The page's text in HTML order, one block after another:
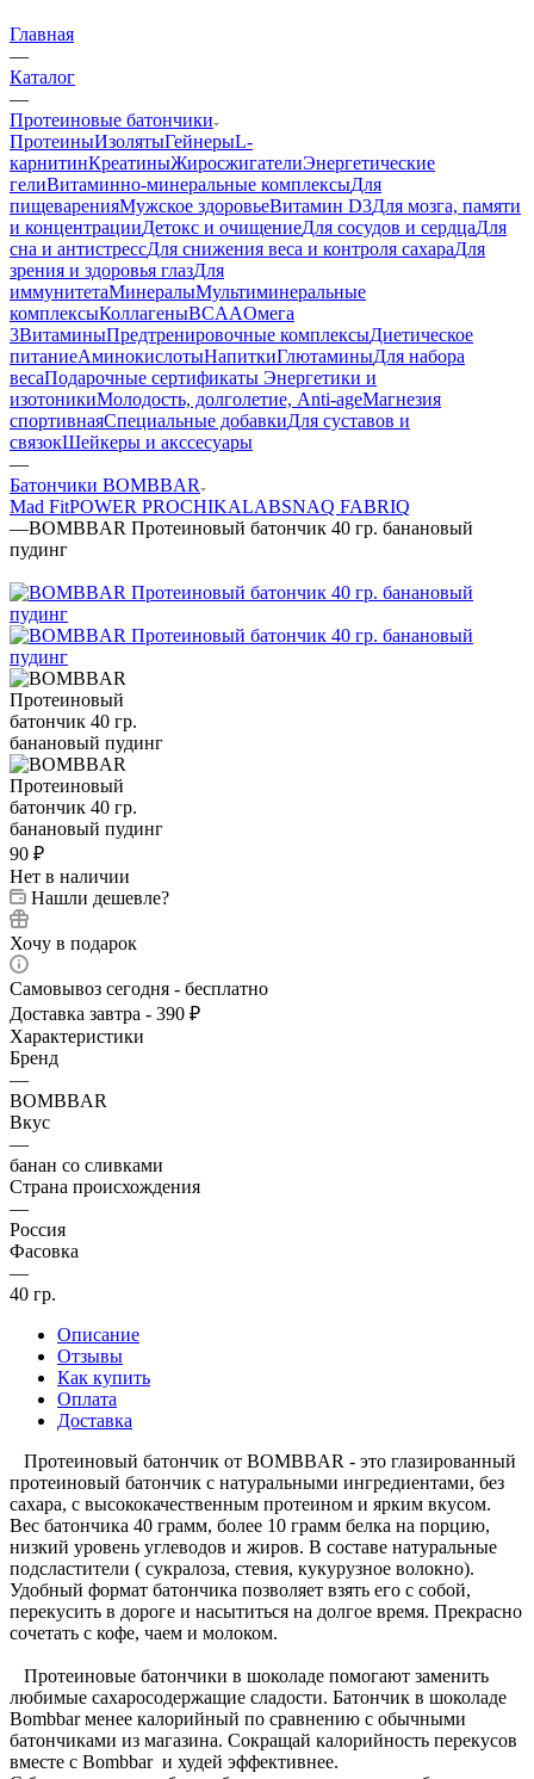
Главная
—
Каталог
—
Протеиновые батончики
ПротеиныИзолятыГейнерыL-
карнитинКреатиныЖиросжигателиЭнергетические
гелиВитаминно-минеральные комплексыДля
пищеваренияМужское здоровьеВитамин D3Для мозга, памяти
и концентрацииДетокс и очищениеДля сосудов и сердцаДля
сна и антистрессДля снижения веса и контроля сахараДля
зрения и здоровья глазДля
иммунитетаМинералыМультиминеральные
комплексыКоллагеныBCAAОмега
3ВитаминыПредтренировочные комплексыДиетическое
питаниеАминокислотыНапиткиГлютаминыДля набора
весаПодарочные сертификаты Энергетики и
изотоникиМолодость, долголетие, Anti-ageМагнезия
спортивнаяСпециальные добавкиДля суставов и
связокШейкеры и акссесуары
—
Батончики BOMBBAR
Mad FitPOWER PROCHIKALABSNAQ FABRIQ
—BOMBBAR Протеиновый батончик 40 гр. банановый
пудинг
90 ₽
Нет в наличии
Нашли дешевле?
Хочу в подарок
Самовывоз сегодня - бесплатно
Доставка завтра - 390 ₽
Характеристики
Бренд
—
BOMBBAR
Вкус
—
банан со сливками
Страна происхождения
—
Россия
Фасовка
—
40 гр.
Описание
Отзывы
Как купить
Оплата
Доставка
Протеиновый батончик от BOMBBAR - это глазированный
протеиновый батончик с натуральными ингредиентами, без
сахара, с высококачественным протеином и ярким вкусом.
Вес батончика 40 грамм, более 10 грамм белка на порцию,
низкий уровень углеводов и жиров. В составе натуральные
подсластители ( сукралоза, стевия, кукурузное волокно).
Удобный формат батончика позволяет взять его с собой,
перекусить в дороге и насытиться на долгое время. Прекрасно
сочетать с кофе, чаем и молоком.
Протеиновые батончики в шоколаде помогают заменить
любимые сахаросодержащие сладости. Батончик в шоколаде
Bombbar менее калорийный по сравнению с обычными
батончиками из магазина. Сокращай калорийность перекусов
вместе с Bombbar и худей эффективнее.